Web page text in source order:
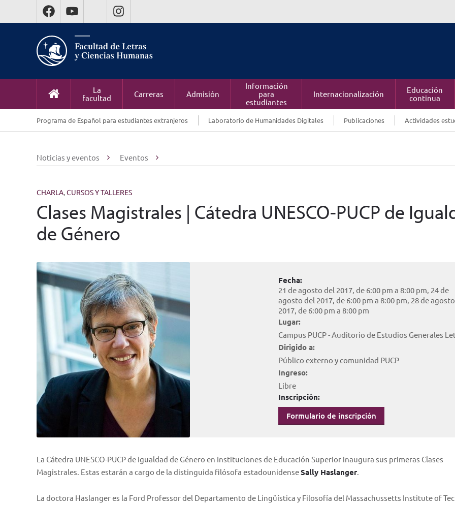
La
facultad
Carreras Admisión
Información
para
estudiantes
Internacionalización
Educación
continua
Programa de Español para estudiantes extranjeros Laboratorio de Humanidades Digitales Publicaciones Actividades
Noticias y eventos Eventos
CHARLA,CURSOS Y TALLERES
Clases Magistrales | Cátedra UNESCO-PUCP de
de Género
Fecha:
21 de agosto del 2017, de 6:00 pm a 8:00 pm, 24 de
agosto del 2017, de 6:00 pm a 8:00 pm, 28 de
2017, de 6:00 pm a 8:00 pm
Lugar:
Campus PUCP - Auditorio de Estudios Generales
Dirigido a:
Público externo y comunidad PUCP
Ingreso:
Libre
Inscripción:
Formulario de inscripción
La Cátedra UNESCO-PUCP de Igualdad de Género en Instituciones de Educación Superior inaugura sus primeras Clases
Magistrales. Estas estarán a cargo de la distinguida filósofa estadounidenseSally Haslanger.
La doctora Haslanger es la Ford Professor del Departamento de Lingüística y Filosofía del Massachussetts Institute of